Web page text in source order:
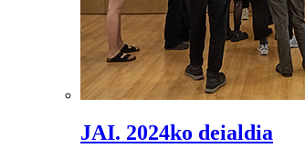
JAI. 2024ko deialdia